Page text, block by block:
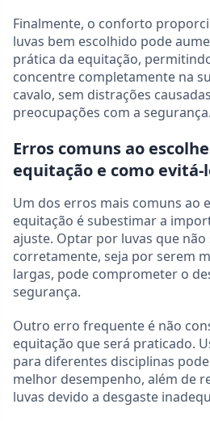
Finalmente, o conforto
luvas bem escolhido pode
prática da equitação,
concentre completamente na
cavalo, sem distrações
preocupações com a segurança.
Erros comuns ao
equitação e como evitá-
Um dos erros mais comuns ao
equitação é subestimar a
ajuste. Optar por luvas que não
corretamente, seja por serem
largas, pode comprometer o
segurança.
Outro erro frequente é não
equitação que será praticado.
para diferentes disciplinas
melhor desempenho, além de
luvas devido a desgaste